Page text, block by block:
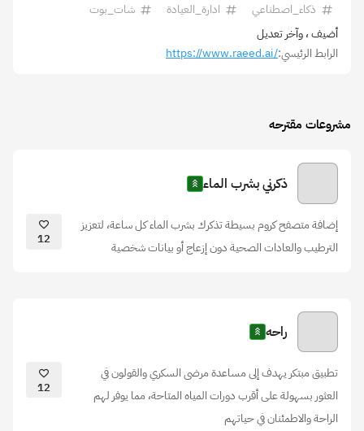
ذكاء_اصطناعي
ادارة_العيادة
شات_بوت
أضيف، وآخر تعديل
الرابط الرئيسي:https://www.raeed.ai/
مشروعات مقترحه
ذكرني بشرب الماء
إضافة متصفح كروم بسيطة تذكرك بشرب الماء كل ساعة، لتعزيز
الترطيب والعادات الصحية دون إزعاج أو بيانات شخصية
12
راحه
تطبيق مبتكر يهدف إلى مساعدة مرضى السكري والقولون في
العثور بسهولة على أقرب دورات المياه المتاحة، مما يوفر لهم
الراحة والاطمئنان في حياتهم
12